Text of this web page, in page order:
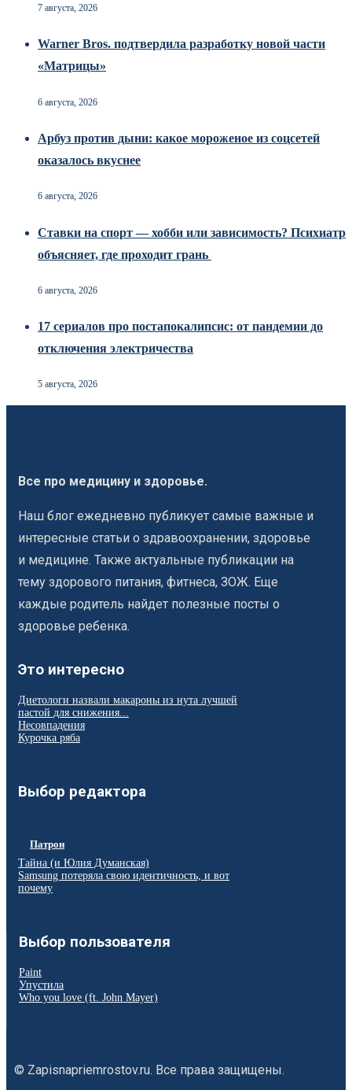
7 августа, 2026
Warner Bros. подтвердила разработку новой части
«Матрицы»
6 августа, 2026
Арбуз против дыни: какое мороженое из соцсетей
оказалось вкуснее
6 августа, 2026
Ставки на спорт — хобби или зависимость? Психиатр
объясняет, где проходит грань
6 августа, 2026
17 сериалов про постапокалипсис: от пандемии до
отключения электричества
5 августа, 2026
Все про медицину и здоровье.
Наш блог ежедневно публикует самые важные и
интересные статьи о здравоохранении, здоровье
и медицине. Также актуальные публикации на
тему здорового питания, фитнеса, ЗОЖ. Еще
каждые родитель найдет полезные посты о
здоровье ребенка.
Это интересно
Диетологи назвали макароны из нута лучшей
пастой для снижения...
Несовпадения
Курочка ряба
Выбор редактора
Патрон
Тайна (и Юлия Думанская)
Samsung потеряла свою идентичность, и вот
почему
Выбор пользователя
Paint
Упустила
Who you love (ft. John Mayer)
© Zapisnapriemrostov.ru. Все права защищены.